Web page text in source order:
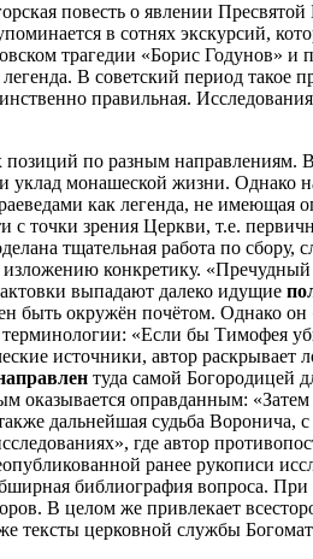
повесть о явлении
в сотнях экскурсий,
трагедии «Борис Годунов» и
В советский период такое
правильная.
позиций по разным направлениям.
монашеской жизни. Однако
как легенда, не
точки зрения Церкви, т.е.
тщательная работа по сбору,
конкретику.
выпадают далеко идущие
быть окружён почётом. Однако он
«Если бы Тимофея
источники, автор раскрывает
туда самой Богородицей
оказывается оправданным:
дальнейшая судьба Воронича,
где автор
ранее рукописи
библиография вопроса.
В целом же привлекает
тексты церковной службы